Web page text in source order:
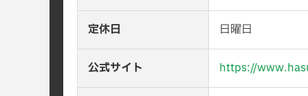
定休日 日曜日
公式サイト https://